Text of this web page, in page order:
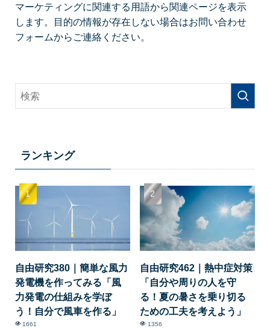
マーケティングに関連する用語から関連ページを表示
します。目的の情報が存在しない場合はお問い合わせ
フォームからご連絡ください。
ランキング
自由研究380｜簡単な風力
発電機を作ってみる「風
力発電の仕組みを学ぼ
う！自分で風車を作る」
1661
自由研究462｜熱中症対策
「自分や周りの人を守
る！夏の暑さを乗り切る
ための工夫を考えよう」
1356